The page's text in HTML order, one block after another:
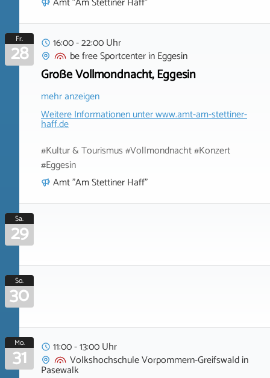
Fr.
28
16:00 - 22:00 Uhr
be free SportcenterinEggesin
Große Vollmondnacht, Eggesin
mehr anzeigen
Weitere Informationen unterwww.amt-am-stettiner-
haff.de
#Kultur & Tourismus #Vollmondnacht #Konzert
#Eggesin
Amt "Am Stettiner Haff"
Sa.
29
So.
30
Mo.
31
11:00 - 13:00 Uhr
Volkshochschule Vorpommern-Greifswaldin
Pasewalk